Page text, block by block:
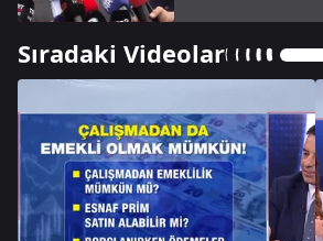
Sıradaki Videolar